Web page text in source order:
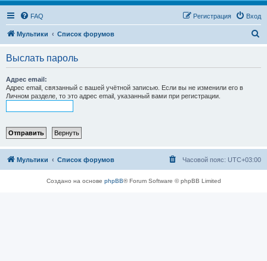
FAQ Вход
Регистрация
Мультики Список форумов
Выслать пароль
Адрес email:
Адрес email, связанный с вашей учётной записью. Если вы не изменили его в
Личном разделе, то это адрес email, указанный вами при регистрации.
Мультики Список форумов Часовой пояс: UTC+03:00
Создано на основе phpBB® Forum Software © phpBB Limited